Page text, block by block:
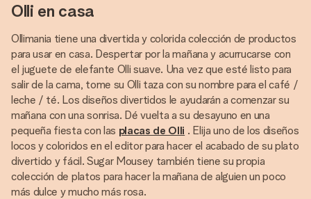
Olli en casa
Ollimania tiene una divertida y colorida colección de productos
para usar en casa. Despertar por la mañana y acurrucarse con
el juguete de elefante Olli suave. Una vez que esté listo para
salir de la cama, tome su Olli taza con su nombre para el café /
leche / té. Los diseños divertidos le ayudarán a comenzar su
mañana con una sonrisa. Dé vuelta a su desayuno en una
pequeña fiesta con las placas de Olli . Elija uno de los diseños
locos y coloridos en el editor para hacer el acabado de su plato
divertido y fácil. Sugar Mousey también tiene su propia
colección de platos para hacer la mañana de alguien un poco
más dulce y mucho más rosa.